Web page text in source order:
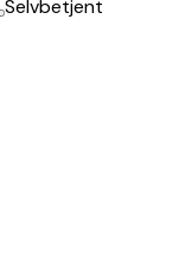
Selvbetjent